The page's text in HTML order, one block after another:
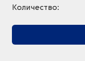
Количество: